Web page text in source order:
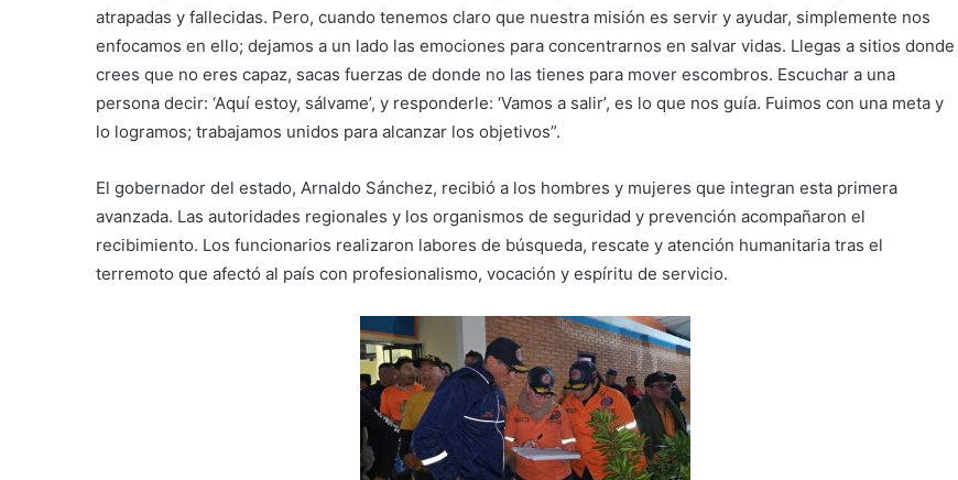
atrapadas y fallecidas. Pero, cuando tenemos claro que nuestra misión es servir y ayudar, simplemente nos
enfocamos en ello; dejamos a un lado las emociones para concentrarnos en salvar vidas. Llegas a sitios donde
crees que no eres capaz, sacas fuerzas de donde no las tienes para mover escombros. Escuchar a una
persona decir: ‘Aquí estoy, sálvame’, y responderle: ‘Vamos a salir’, es lo que nos guía. Fuimos con una meta y
lo logramos; trabajamos unidos para alcanzar los objetivos”.
El gobernador del estado, Arnaldo Sánchez, recibió a los hombres y mujeres que integran esta primera
avanzada. Las autoridades regionales y los organismos de seguridad y prevención acompañaron el
recibimiento. Los funcionarios realizaron labores de búsqueda, rescate y atención humanitaria tras el
terremoto que afectó al país con profesionalismo, vocación y espíritu de servicio.